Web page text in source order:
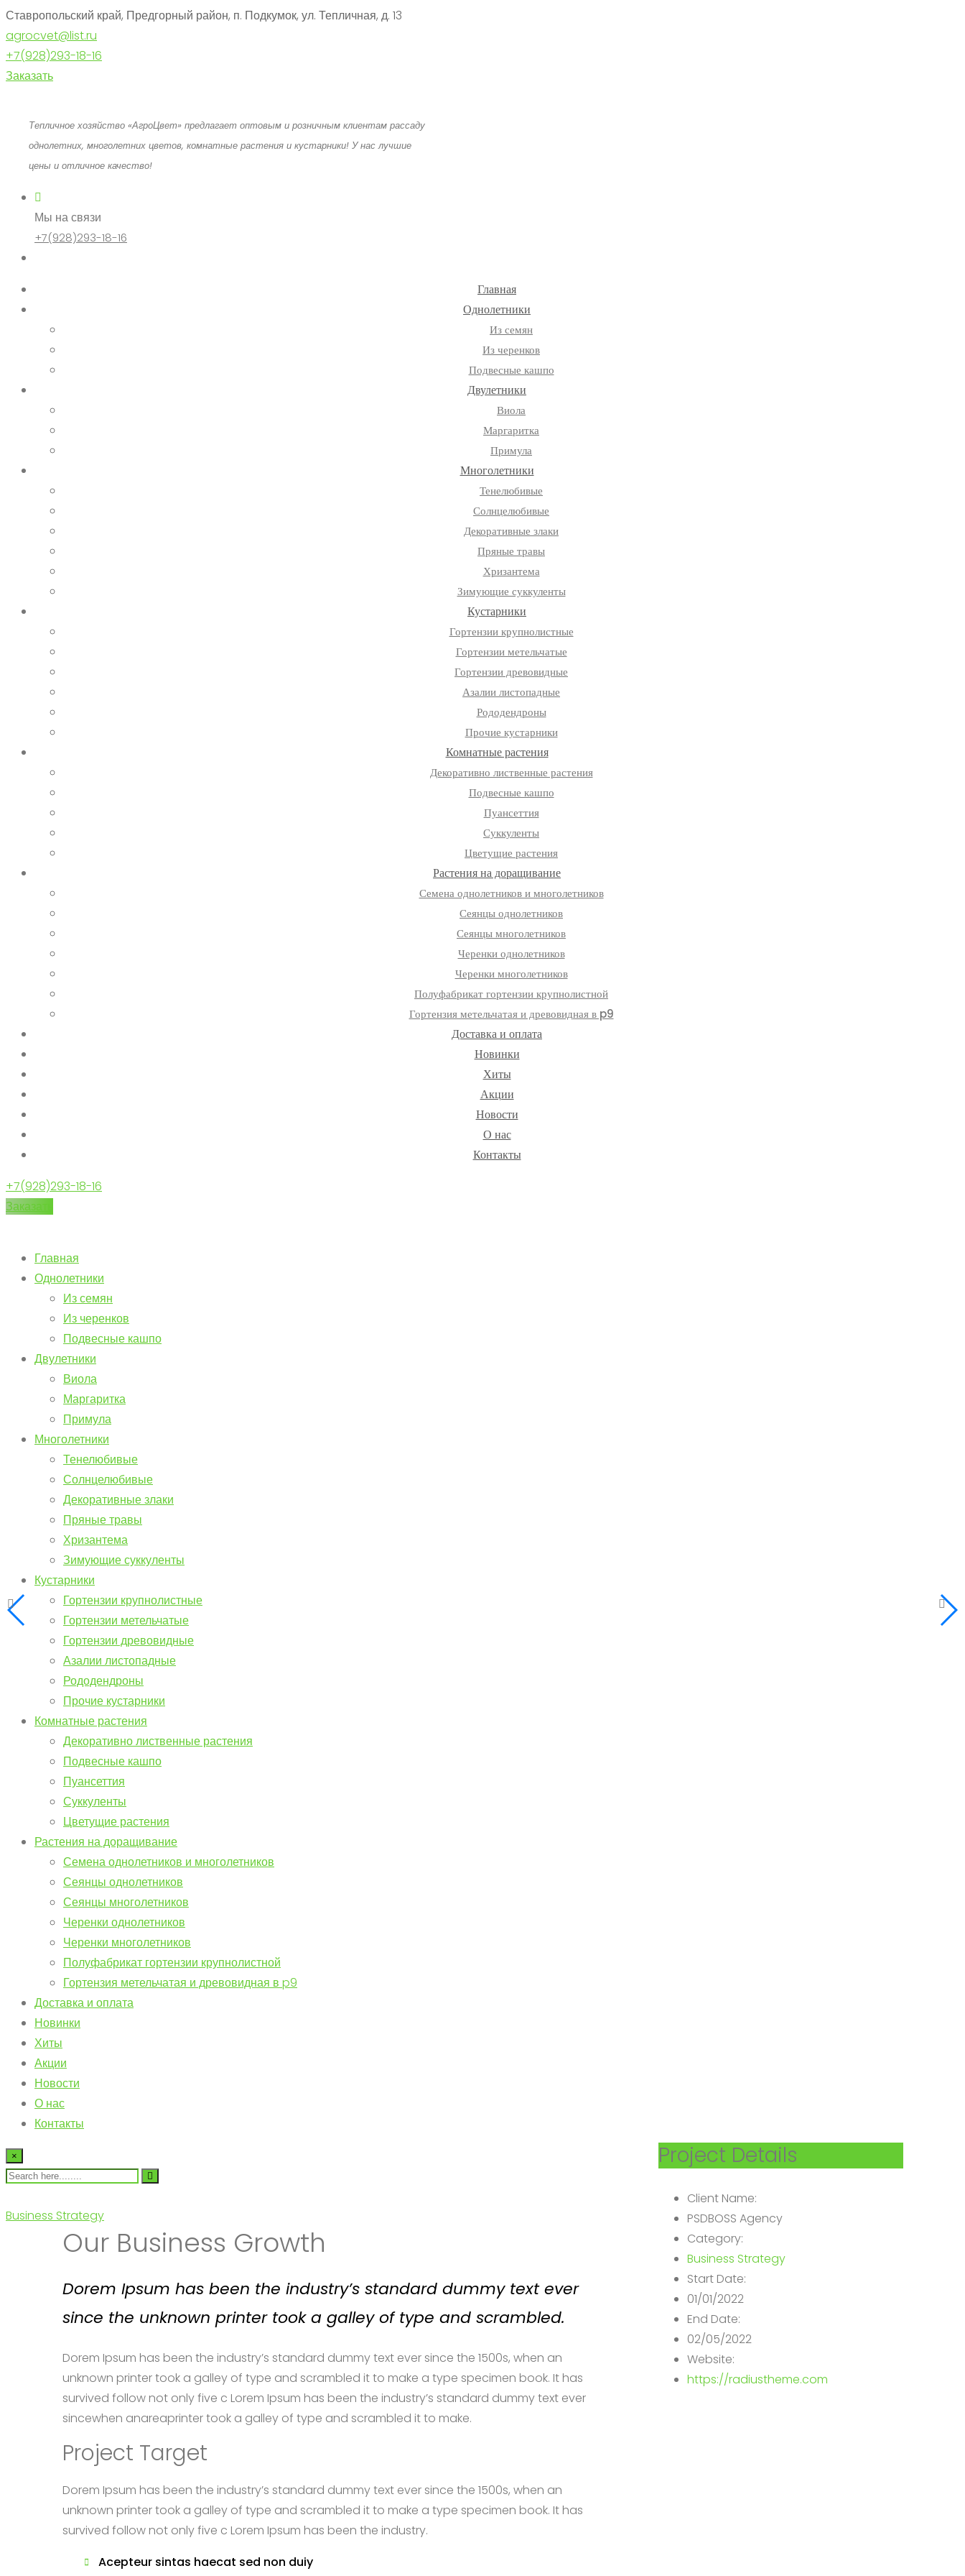
Ставропольский край, Предгорный район, п. Подкумок, ул. Тепличная, д. 13
agrocvet@list.ru
+7(928)293-18-16
Заказать
Тепличное хозяйство «АгроЦвет» предлагает оптовым и розничным клиентам рассаду
однолетних, многолетних цветов, комнатные растения и кустарники! У нас лучшие
цены и отличное качество!
Мы на связи
+7(928)293-18-16
Главная
Однолетники
Из семян
Из черенков
Подвесные кашпо
Двулетники
Виола
Маргаритка
Примула
Многолетники
Тенелюбивые
Солнцелюбивые
Декоративные злаки
Пряные травы
Хризантема
Зимующие суккуленты
Кустарники
Гортензии крупнолистные
Гортензии метельчатые
Гортензии древовидные
Азалии листопадные
Рододендроны
Прочие кустарники
Комнатные растения
Декоративно лиственные растения
Подвесные кашпо
Пуансеттия
Суккуленты
Цветущие растения
Растения на доращивание
Семена однолетников и многолетников
Сеянцы однолетников
Сеянцы многолетников
Черенки однолетников
Черенки многолетников
Полуфабрикат гортензии крупнолистной
Гортензия метельчатая и древовидная в p9
Доставка и оплата
Новинки
Хиты
Акции
Новости
О нас
Контакты
+7(928)293-18-16
Заказать
Главная
Однолетники
Из семян
Из черенков
Подвесные кашпо
Двулетники
Виола
Маргаритка
Примула
Многолетники
Тенелюбивые
Солнцелюбивые
Декоративные злаки
Пряные травы
Хризантема
Зимующие суккуленты
Кустарники
Гортензии крупнолистные
Гортензии метельчатые
Гортензии древовидные
Азалии листопадные
Рододендроны
Прочие кустарники
Комнатные растения
Декоративно лиственные растения
Подвесные кашпо
Пуансеттия
Суккуленты
Цветущие растения
Растения на доращивание
Семена однолетников и многолетников
Сеянцы однолетников
Сеянцы многолетников
Черенки однолетников
Черенки многолетников
Полуфабрикат гортензии крупнолистной
Гортензия метельчатая и древовидная в p9
Доставка и оплата
Новинки
Хиты
Акции
Новости
О нас
Контакты
×
Business Strategy
Our Business Growth
Dorem Ipsum has been the industry’s standard dummy text ever
since the unknown printer took a galley of type and scrambled.
Dorem Ipsum has been the industry’s standard dummy text ever since the 1500s, when an
unknown printer took a galley of type and scrambled it to make a type specimen book. It has
survived follow not only five c Lorem Ipsum has been the industry’s standard dummy text ever
sincewhen anareaprinter took a galley of type and scrambled it to make.
Project Target
Dorem Ipsum has been the industry’s standard dummy text ever since the 1500s, when an
unknown printer took a galley of type and scrambled it to make a type specimen book. It has
survived follow not only five c Lorem Ipsum has been the industry.
Acepteur sintas haecat sed non duiy
Project Details
Client Name:
PSDBOSS Agency
Category:
Business Strategy
Start Date:
01/01/2022
End Date:
02/05/2022
Website:
https://radiustheme.com